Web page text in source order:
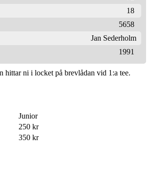
18
5658
Jan Sederholm
1991
hittar ni i locket på brevlådan vid 1:a tee.
Junior
250 kr
350 kr